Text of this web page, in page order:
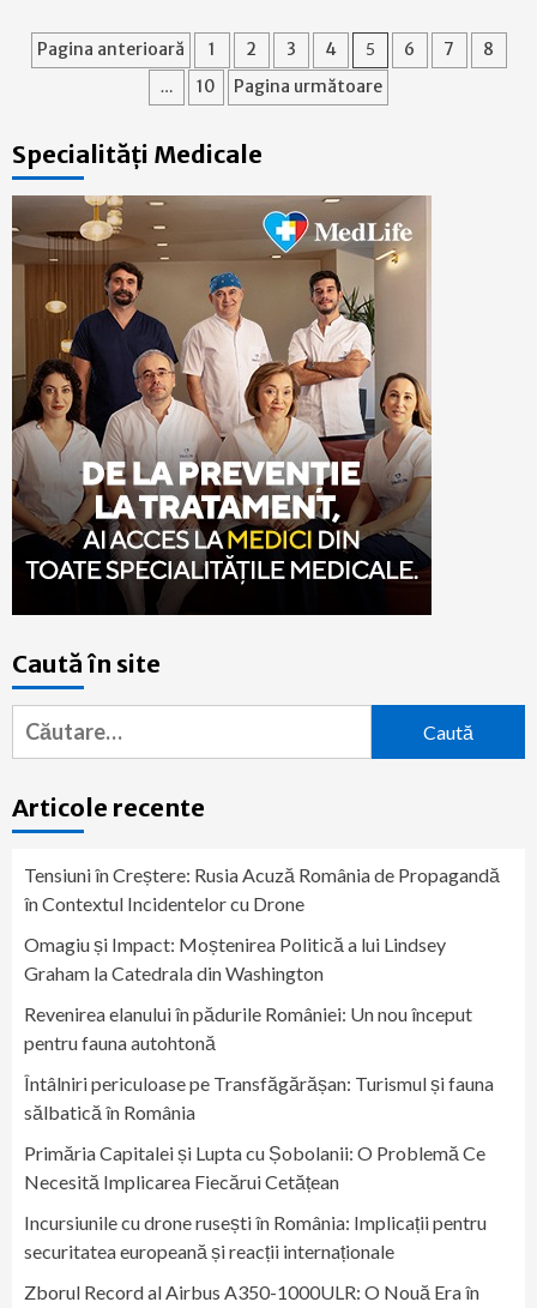
Paginație
Pagina anterioară 1 2 3 4 5 6 7 8
… 10 Pagina următoare
Specialități Medicale
Caută în site
Caută
după:
Articole recente
Tensiuni în Creștere: Rusia Acuză România de Propagandă
în Contextul Incidentelor cu Drone
Omagiu și Impact: Moștenirea Politică a lui Lindsey
Graham la Catedrala din Washington
Revenirea elanului în pădurile României: Un nou început
pentru fauna autohtonă
Întâlniri periculoase pe Transfăgărășan: Turismul și fauna
sălbatică în România
Primăria Capitalei și Lupta cu Șobolanii: O Problemă Ce
Necesită Implicarea Fiecărui Cetățean
Incursiunile cu drone rusești în România: Implicații pentru
securitatea europeană și reacții internaționale
Zborul Record al Airbus A350-1000ULR: O Nouă Era în